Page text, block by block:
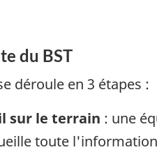
du BST
déroule en 3 étapes :
sur le terrain : une
toute